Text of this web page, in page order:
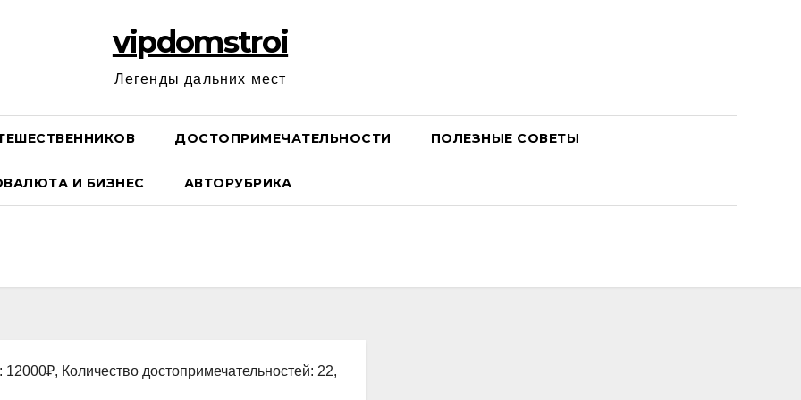
vipdomstroi
Легенды дальних мест
ДОСТОПРИМЕЧАТЕЛЬНОСТИ ПОЛЕЗНЫЕ СОВЕТЫ
И БИЗНЕС АВТОРУБРИКА
Количество достопримечательностей: 22,